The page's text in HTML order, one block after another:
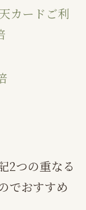
カードご利
2つの重なる
でおすすめ